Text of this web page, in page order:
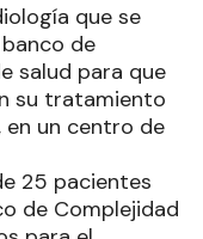
que se
de
salud para que
su tratamiento
un centro de
25 pacientes
de Complejidad